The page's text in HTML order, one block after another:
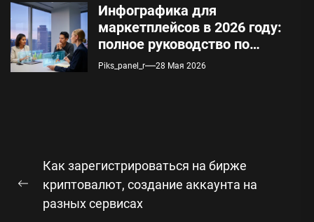
Инфографика для
маркетплейсов в 2026 году:
полное руководство по
техническим требованиям и
Piks_panel_r 28 Мая 2026
по
записям
Предыдущая
запись:
Как зарегистрироваться на бирже
криптовалют, создание аккаунта на
разных сервисах